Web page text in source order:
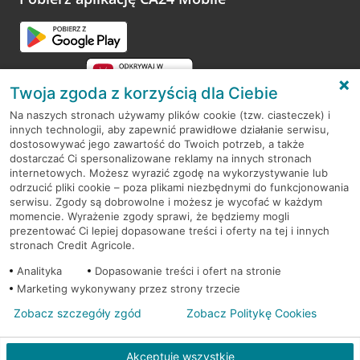
RODO
Regulamin serwisu
Mapa serwisu
PolitykaCookies
© 2026 Credit Agricole Bank Polska S.A. Wszelkie prawa zastrzeżone
Twoja zgoda z korzyścią dla Ciebie
Na naszych stronach używamy plików cookie (tzw. ciasteczek) i
innych technologii, aby zapewnić prawidłowe działanie serwisu,
dostosowywać jego zawartość do Twoich potrzeb, a także
dostarczać Ci spersonalizowane reklamy na innych stronach
internetowych. Możesz wyrazić zgodę na wykorzystywanie lub
odrzucić pliki cookie – poza plikami niezbędnymi do funkcjonowania
serwisu. Zgody są dobrowolne i możesz je wycofać w każdym
momencie. Wyrażenie zgody sprawi, że będziemy mogli
prezentować Ci lepiej dopasowane treści i oferty na tej i innych
stronach Credit Agricole.
Analityka
Dopasowanie treści i ofert na stronie
Marketing wykonywany przez strony trzecie
Akceptuję wszystkie
Zobacz szczegóły zgód Zobacz Politykę Cookies